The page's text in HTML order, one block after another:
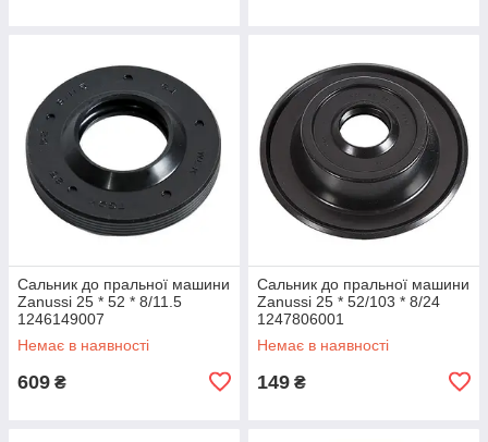
Сальник до пральної машини
Zanussi 25 * 52 * 8/11.5
1246149007
Немає в наявності
609 ₴
Сальник до пральної машини
Zanussi 25 * 52/103 * 8/24
1247806001
Немає в наявності
149 ₴